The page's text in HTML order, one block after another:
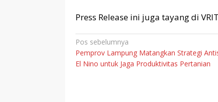
Press Release ini juga tayang di
Navigasi
pos
Pos sebelumnya
Pemprov Lampung Matangkan Strategi
El Nino untuk Jaga Produktivitas Pertanian